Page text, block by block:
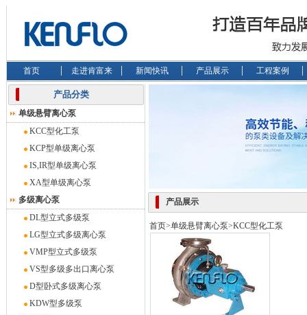
首页 走进肯富来 新闻快讯 产品展示 工程案例
产品分类
单级悬臂离心泵
KCC型化工泵
KCP型单级离心泵
IS,IR型单级离心泵
XA型单级离心泵
多级离心泵
DL型立式多级泵
LG型立式多级离心泵
VMP型立式多级泵
VS型多级多出口离心泵
D型卧式多级离心泵
KDW型多级泵
产品展示
首页>单级悬臂离心泵>KCC型化工泵